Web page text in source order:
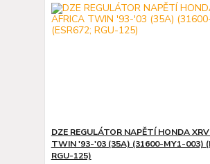
DZE REGULÁTOR NAPĚTÍ HONDA
TWIN '93-'03 (35A) (31600-MY1-003)
RGU-125)